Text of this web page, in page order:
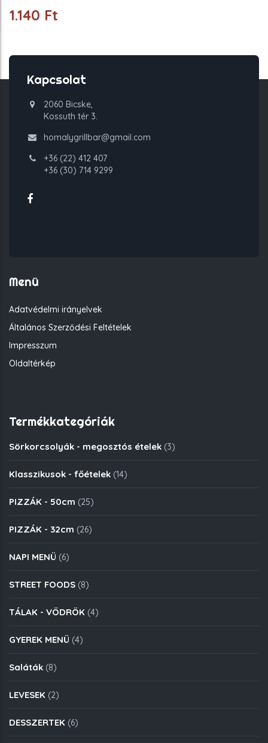
1.140 Ft
Kapcsolat
2060 Bicske,
Kossuth tér 3.
homalygrillbar@gmail.com
+36 (22) 412 407
+36 (30) 714 9299
Menü
Adatvédelmi irányelvek
Általános Szerződési Feltételek
Impresszum
Oldaltérkép
Termékkategóriák
Sörkorcsolyák - megosztós ételek (3)
Klasszikusok - főételek (14)
PIZZÁK - 50cm (25)
PIZZÁK - 32cm (26)
NAPI MENÜ (6)
STREET FOODS (8)
TÁLAK - VÖDRÖK (4)
GYEREK MENÜ (4)
Saláták (8)
LEVESEK (2)
DESSZERTEK (6)